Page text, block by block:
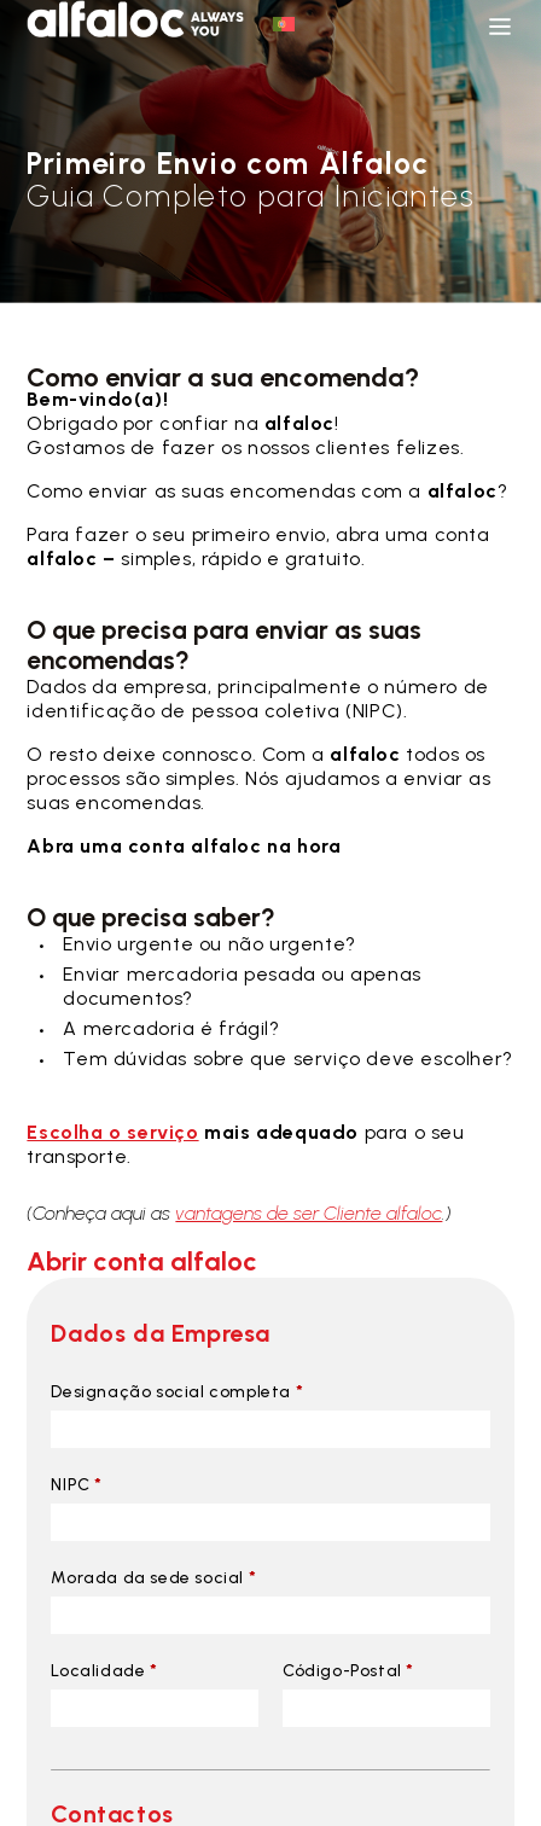
Primeiro Envio com Alfaloc
Guia Completo para Iniciantes
Como enviar a sua encomenda?
Bem-vindo(a)!
Obrigado por confiar na alfaloc!
Gostamos de fazer os nossos clientes felizes.
Como enviar as suas encomendas com a alfaloc?
Para fazer o seu primeiro envio, abra uma conta
alfaloc –simples, rápido e gratuito.
O que precisa para enviar as suas
encomendas?
Dados da empresa, principalmente o número de
identificação de pessoa coletiva (NIPC).
O resto deixe connosco. Com a alfaloc todos os
processos são simples. Nós ajudamos a enviar as
suas encomendas.
Abra uma conta alfaloc na hora
O que precisa saber?
Envio urgente ou não urgente?
Enviar mercadoria pesada ou apenas
documentos?
A mercadoria é frágil?
Tem dúvidas sobre que serviço deve escolher?
Escolha o serviço mais adequado para o seu
transporte.
(Conheça aqui as vantagens de ser Cliente alfaloc.)
Abrir conta alfaloc
Dados da Empresa
Designação social completa *
NIPC *
Morada da sede social *
Localidade * Código-Postal *
Contactos